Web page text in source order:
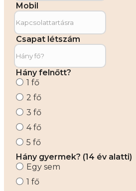
Mobil
Csapat létszám
Hány felnőtt?
1 fő
2 fő
3 fő
4 fő
5 fő
Hány gyermek? (14 év alatti)
Egy sem
1 fő